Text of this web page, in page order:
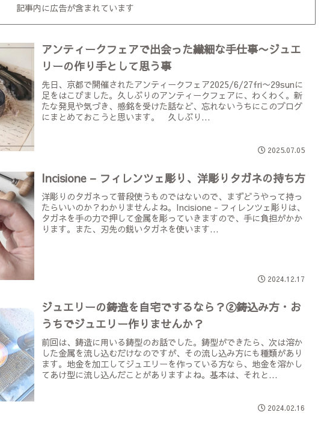
記事内に広告が含まれています
アンティークフェアで出会った繊細な手仕事〜ジュエ
リーの作り手として思う事
先日、京都で開催されたアンティークフェア2025/6/27fri〜29sunに
足をはこびました。久しぶりのアンティークフェアに、わくわく。新
たな発見や気づき、感銘を受けた話など、忘れないうちにこのブログ
にまとめておこうと思います。 久しぶり...
2025.07.05
Incisione – フィレンツェ彫り、洋彫りタガネの持ち方
洋彫りのタガネって普段使うものではないので、まずどうやって持っ
たらいいのか？わかりませんよね。Incisione - フィレンツェ彫りは、
タガネを手の力で押して金属を彫っていきますので、手に負担がかか
ります。また、刃先の鋭いタガネを使います...
2024.12.17
ジュエリーの鋳造を自宅でするなら？②鋳込み方・お
うちでジュエリー作りませんか？
前回は、鋳造に用いる鋳型のお話でした。鋳型ができたら、次は溶か
した金属を流し込むだけなのですが、その流し込み方にも種類があり
ます。地金を加工してジュエリーを作っている方なら、地金を溶かし
てあけ型に流し込んだことがありますよね。基本は、それと...
2024.02.16